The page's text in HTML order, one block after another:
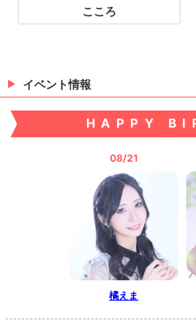
こころ
イベント情報
HAPPY
08/21
橘えま